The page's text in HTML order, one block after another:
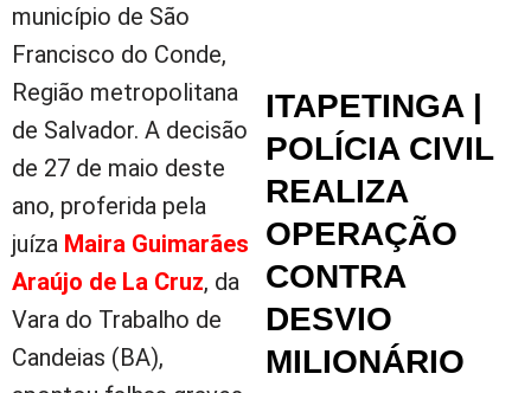
município de São
Francisco do Conde,
Região metropolitana
de Salvador. A decisão
de 27 de maio deste
ano, proferida pela
juíza Maira Guimarães
Araújo de La Cruz, da
Vara do Trabalho de
Candeias (BA),
ITAPETINGA |
POLÍCIA CIVIL
REALIZA
OPERAÇÃO
CONTRA
DESVIO
MILIONÁRIO